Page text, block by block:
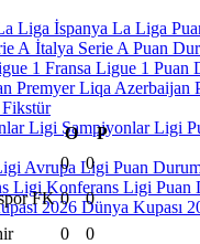
İspanya La Liga
İtalya Serie A Puan
Fransa Ligue 1 Puan
Azerbaijan
Şampiyonlar Ligi
Avrupa Ligi Puan
Konferans Ligi Puan
Dünya Kupası
O
P
0
0
FK 0
0
0
0